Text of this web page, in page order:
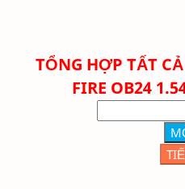
TỔNG HỢP TẤT
FIRE OB24